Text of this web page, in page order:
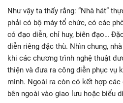
Như vậy ta thấy rằng: “Nhà hát”
phải có bộ máy tổ chức, có các
có đạo diễn, chỉ huy, biên đạo…
diễn riêng đặc thù. Nhìn chung,
khi các chương trình nghệ thuật
thiện và đưa ra công diễn phục vụ
mình. Ngoài ra còn có kết hợp
bên ngoài vào giao lưu hoặc biểu